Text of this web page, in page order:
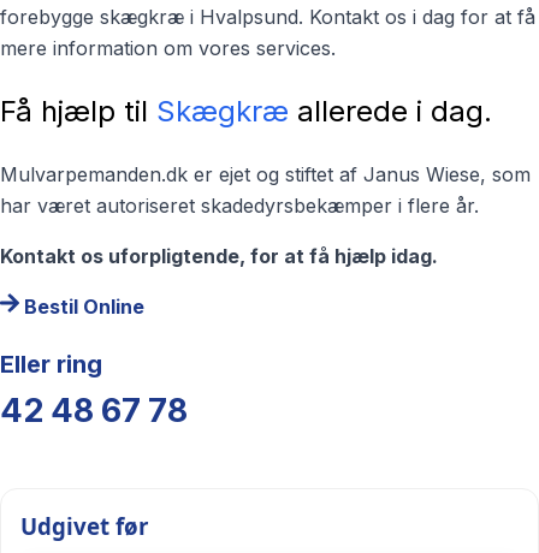
forebygge skægkræ i Hvalpsund. Kontakt os i dag for at få
mere information om vores services.
Få hjælp til Skægkræ allerede i dag.
Mulvarpemanden.dk er ejet og stiftet af Janus Wiese, som
har været autoriseret skadedyrsbekæmper i flere år.
Kontakt os uforpligtende, for at få hjælp idag.
Bestil Online
Eller ring
42 48 67 78
Udgivet før